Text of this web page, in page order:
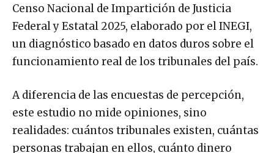
Censo Nacional de Impartición de Justicia
Federal y Estatal 2025, elaborado por el INEGI,
un diagnóstico basado en datos duros sobre el
funcionamiento real de los tribunales del país.
A diferencia de las encuestas de percepción,
este estudio no mide opiniones, sino
realidades: cuántos tribunales existen, cuántas
personas trabajan en ellos, cuánto dinero